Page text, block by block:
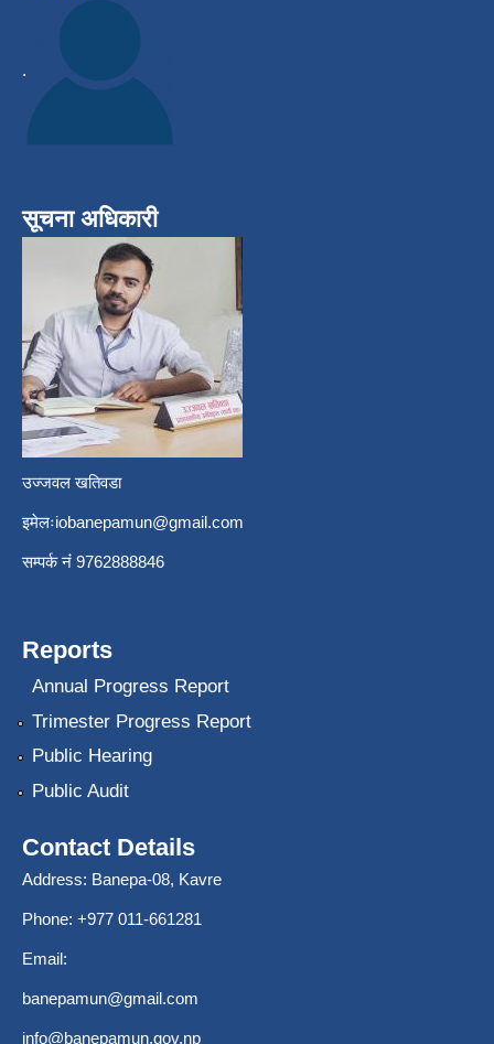
.
सूचना अधिकारी
उज्जवल खतिवडा
इमेलःiobanepamun@gmail.com
सम्पर्क नंं 9762888846
Reports
Annual Progress Report
Trimester Progress Report
Public Hearing
Public Audit
Contact Details
Address: Banepa-08, Kavre
Phone: +977 011-661281
Email:
banepamun@gmail.com
info@banepamun.gov.np